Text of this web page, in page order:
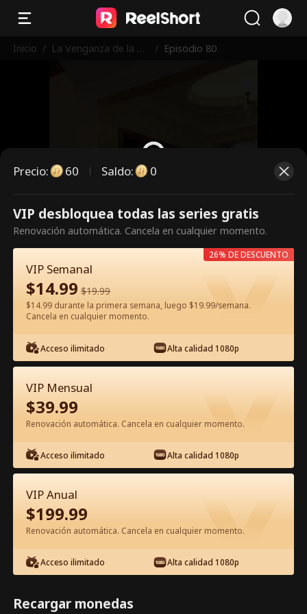
Inicio / La Venganza de la H
/ Episodio 80
Es un episodio de pago.
Desbloquéalo para verlo.
60
Episodio 80 - La Venganza de la
Heredera Película Completa
1-50 51-80 Todos los Episodios
76 77 78 79
Precio: 60 Saldo: 0
VIP desbloquea todas las series gratis
Renovación automática. Cancela en cualquier momento.
VIP Semanal
$14.99 $19.99
$14.99 durante la primera semana, luego $19.99/semana.
Cancela en cualquier momento.
Acceso ilimitado Alta calidad 1080p
26% DE DESCUENTO
VIP Mensual
$39.99
Renovación automática. Cancela en cualquier momento.
Acceso ilimitado Alta calidad 1080p
VIP Anual
$199.99
Renovación automática. Cancela en cualquier momento.
Acceso ilimitado Alta calidad 1080p
Recargar monedas